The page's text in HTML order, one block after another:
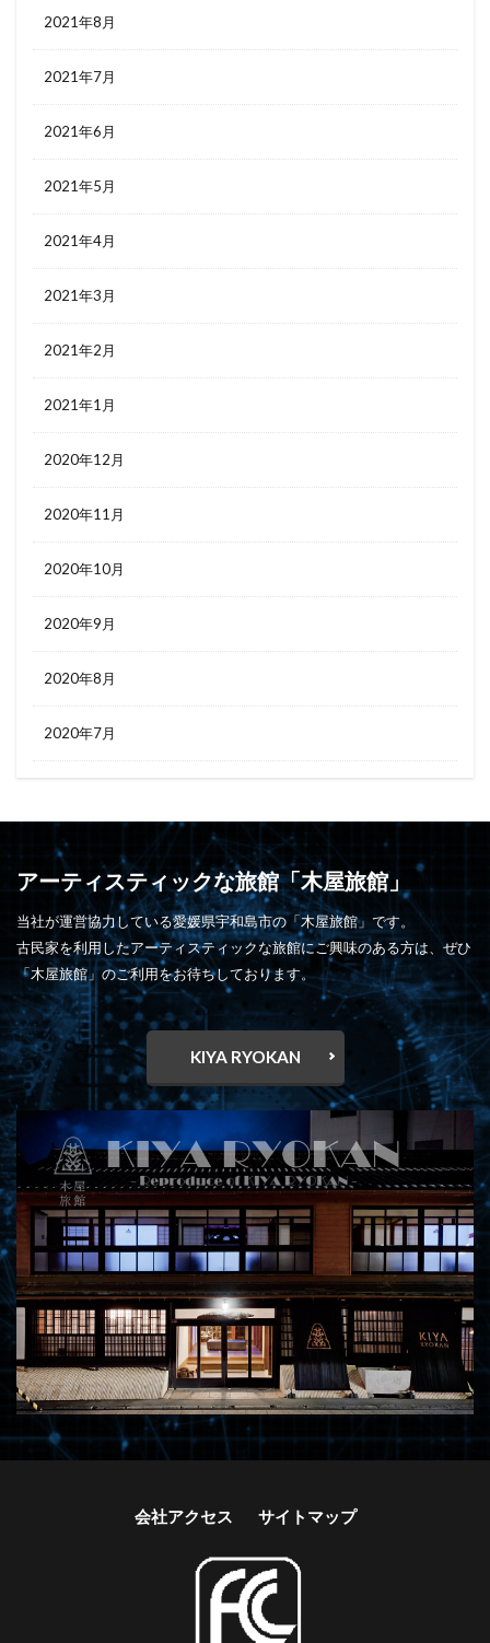
2021年8月
2021年7月
2021年6月
2021年5月
2021年4月
2021年3月
2021年2月
2021年1月
2020年12月
2020年11月
2020年10月
2020年9月
2020年8月
2020年7月
アーティスティックな旅館「木屋旅館」
当社が運営協力している愛媛県宇和島市の「木屋旅館」です。
古民家を利用したアーティスティックな旅館にご興味のある方は、ぜひ
「木屋旅館」のご利用をお待ちしております。
KIYA RYOKAN
会社アクセス サイトマップ